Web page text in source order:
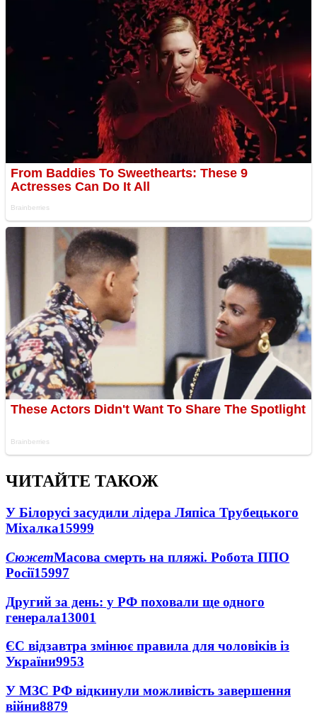
ЧИТАЙТЕ ТАКОЖ
У Білорусі засудили лідера Ляпіса Трубецького
Міхалка15999
СюжетМасова смерть на пляжі. Робота ППО
Росії15997
Другий за день: у РФ поховали ще одного
генерала13001
ЄС відзавтра змінює правила для чоловіків із
України9953
У МЗС РФ відкинули можливість завершення
війни8879